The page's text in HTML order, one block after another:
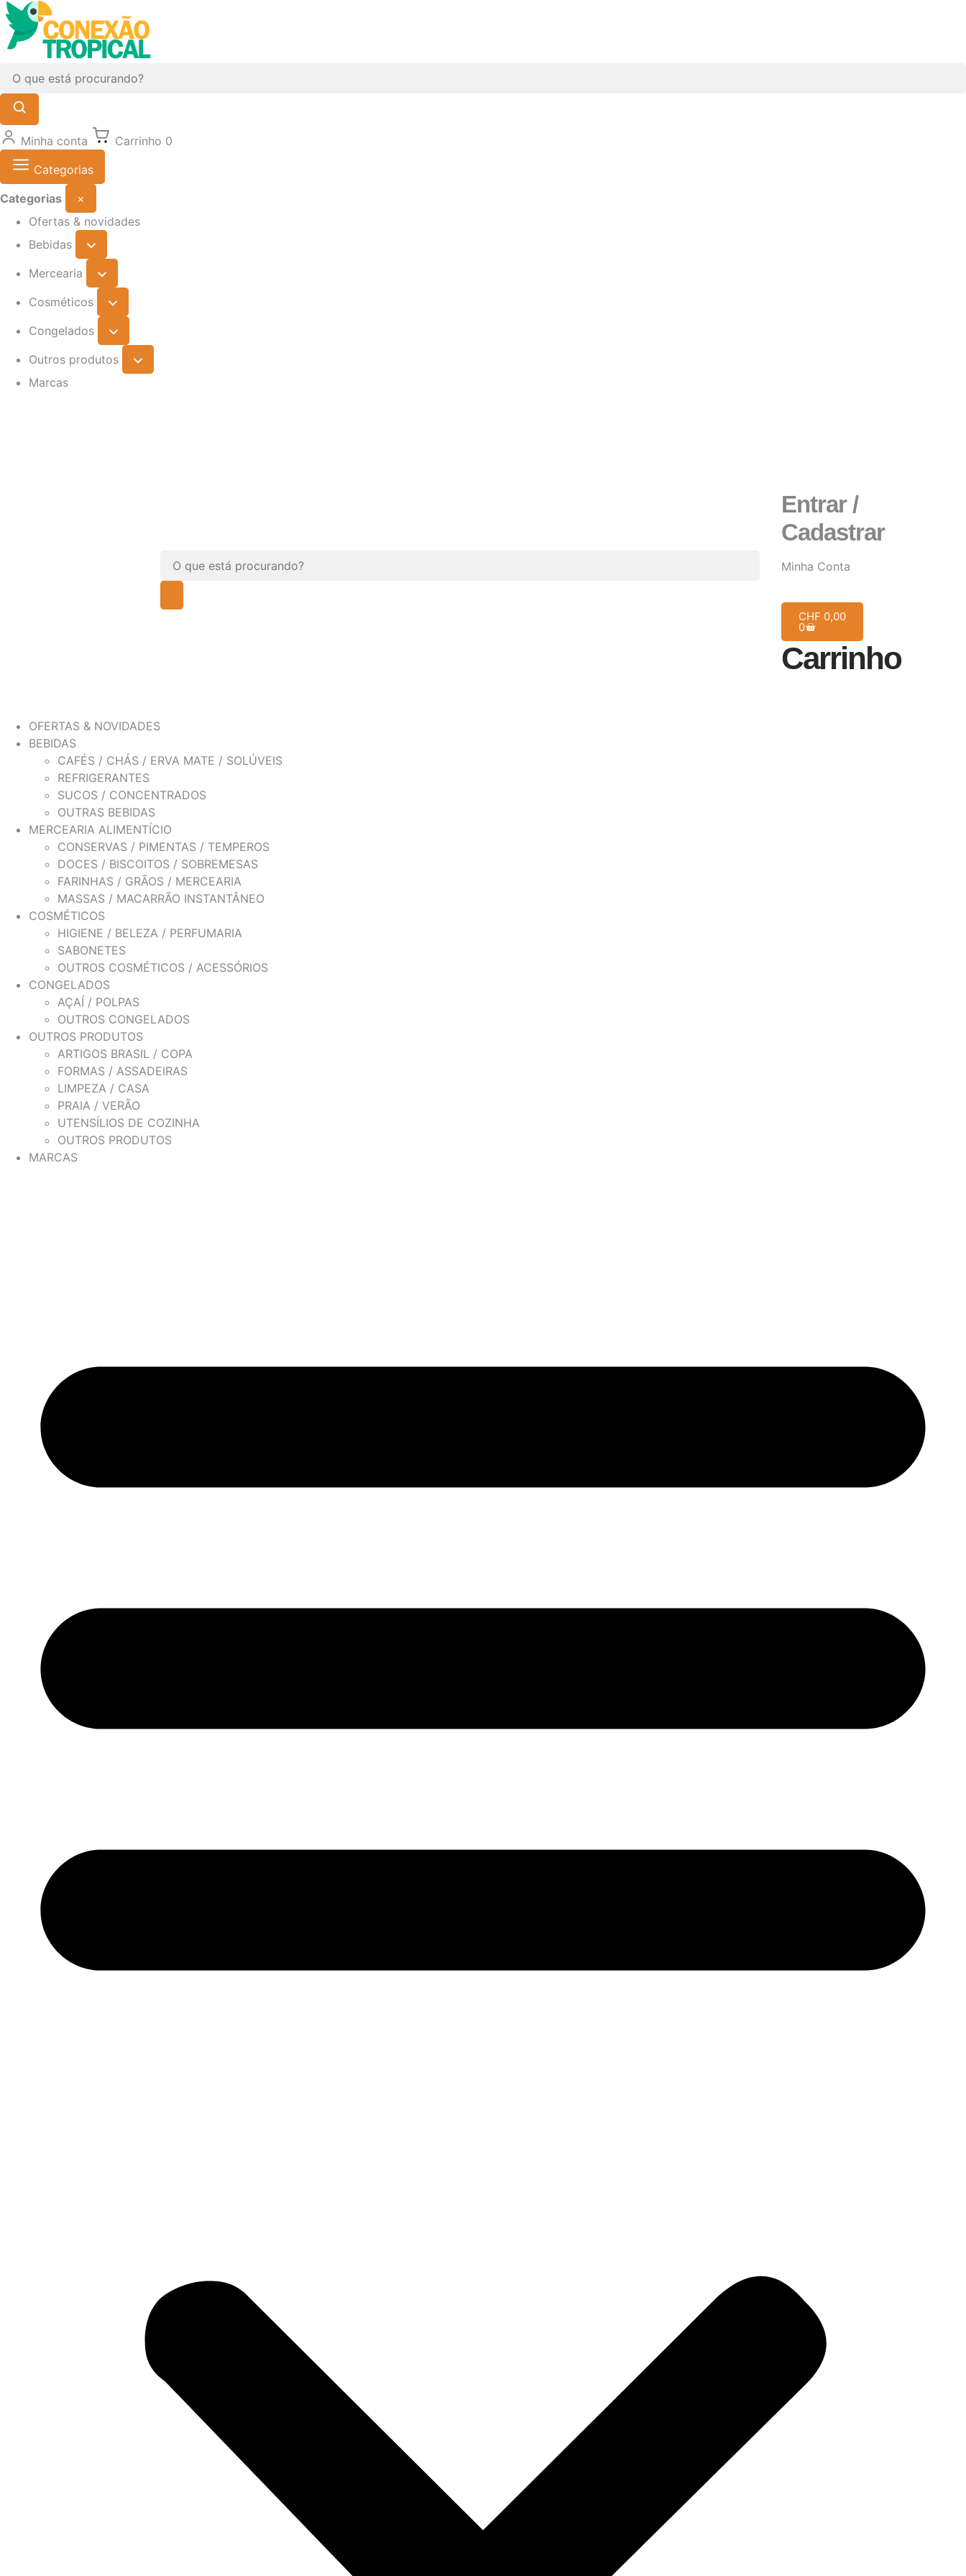
Minha conta Carrinho 0
Categorias
Categorias
×
Ofertas & novidades
Bebidas
Mercearia
Cosméticos
Congelados
Outros produtos
Marcas
Entrar /
Cadastrar
Minha Conta
CHF 0,00
0
Carrinho
OFERTAS & NOVIDADES
BEBIDAS
CAFÉS / CHÁS / ERVA MATE / SOLÚVEIS
REFRIGERANTES
SUCOS / CONCENTRADOS
OUTRAS BEBIDAS
MERCEARIA ALIMENTÍCIO
CONSERVAS / PIMENTAS / TEMPEROS
DOCES / BISCOITOS / SOBREMESAS
FARINHAS / GRÃOS / MERCEARIA
MASSAS / MACARRÃO INSTANTÂNEO
COSMÉTICOS
HIGIENE / BELEZA / PERFUMARIA
SABONETES
OUTROS COSMÉTICOS / ACESSÓRIOS
CONGELADOS
AÇAÍ / POLPAS
OUTROS CONGELADOS
OUTROS PRODUTOS
ARTIGOS BRASIL / COPA
FORMAS / ASSADEIRAS
LIMPEZA / CASA
PRAIA / VERÃO
UTENSÍLIOS DE COZINHA
OUTROS PRODUTOS
MARCAS